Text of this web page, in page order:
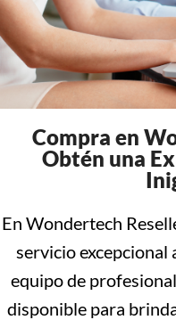
Compra en
Obtén una
En Wondertech
servicio excepcional
equipo de
disponible para